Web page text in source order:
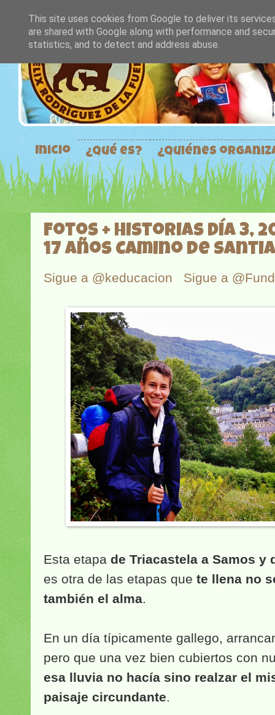
Inicio ¿Qué es? ¿Quiénes
Fotos + historias Día 3,
17 años Camino de
Sigue a @keducacion Sigue a
Esta etapa de Triacastela a Samos y
es otra de las etapas que te llena no
también el alma.
En un día típicamente gallego,
pero que una vez bien cubiertos con
esa lluvia no hacía sino realzar el
paisaje circundante.
This site uses cookies from Google to deliver its
are shared with Google along with performance and
statistics, and to detect and address abuse.